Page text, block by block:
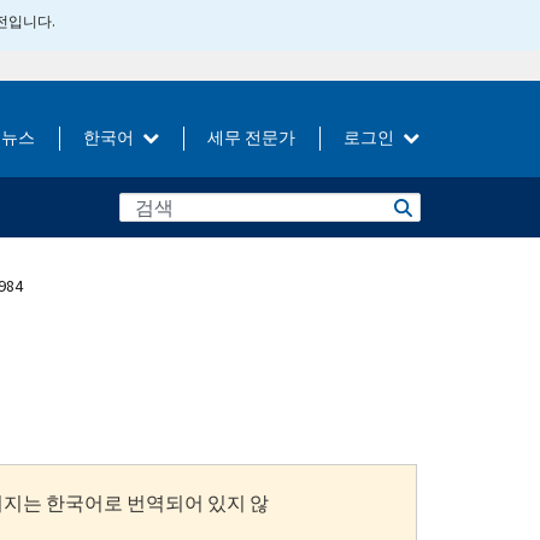
입니다.
뉴스 한국어 세무 전문가 로그인
는 한국어로 번역되어 있지 않